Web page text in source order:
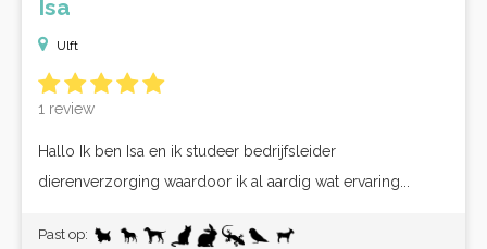
Isa
Ulft
1 review
Hallo Ik ben Isa en ik studeer bedrijfsleider
dierenverzorging waardoor ik al aardig wat ervaring...
Past op: